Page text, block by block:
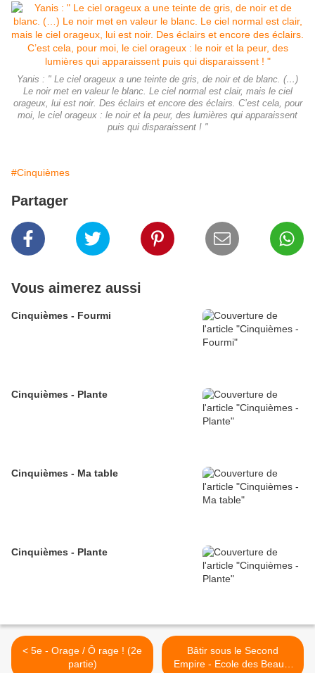
Yanis : " Le ciel orageux a une teinte de gris, de noir et de blanc. (…)
Le noir met en valeur le blanc. Le ciel normal est clair, mais le ciel
orageux, lui est noir. Des éclairs et encore des éclairs. C’est cela, pour
moi, le ciel orageux : le noir et la peur, des lumières qui apparaissent
puis qui disparaissent ! "
#Cinquièmes
Partager
Vous aimerez aussi
Cinquièmes - Fourmi
Cinquièmes - Plante
Cinquièmes - Ma table
Cinquièmes - Plante
< 5e - Orage / Ô rage ! (2e
partie)
Bâtir sous le Second
Empire - Ecole des Beaux-